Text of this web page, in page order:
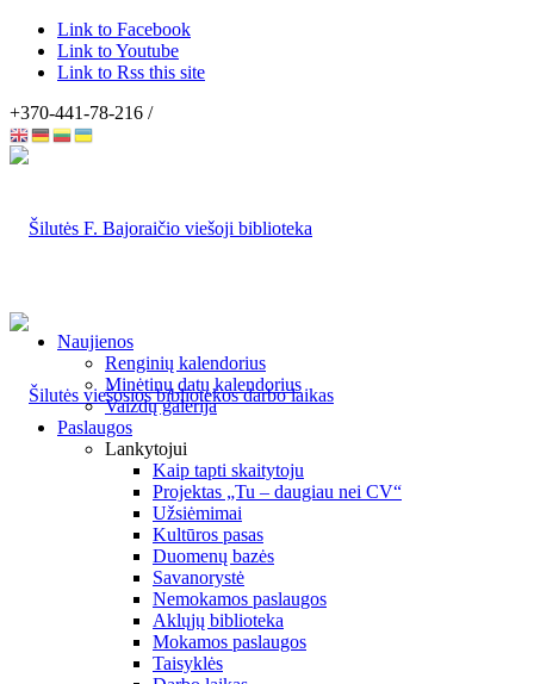
Link to Facebook
Link to Youtube
Link to Rss this site
+370-441-78-216 /
Naujienos
Renginių kalendorius
Minėtinų datų kalendorius
Vaizdų galerija
Paslaugos
Lankytojui
Kaip tapti skaitytoju
Projektas „Tu – daugiau nei CV“
Užsiėmimai
Kultūros pasas
Duomenų bazės
Savanorystė
Nemokamos paslaugos
Aklųjų biblioteka
Mokamos paslaugos
Taisyklės